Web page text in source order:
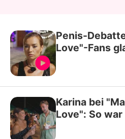
Penis-
Love"-Fans
Karina bei
Love": So